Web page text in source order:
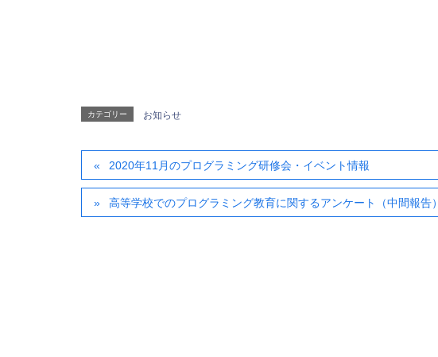
カテゴリー お知らせ
2020年11月のプログラミング研修会・イベント情報
高等学校でのプログラミング教育に関するアンケート（中間報告）